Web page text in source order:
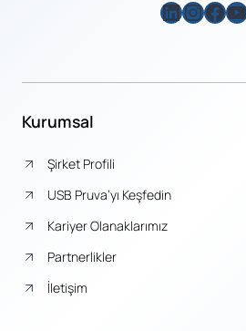
LinkedIn
Kurumsal
Şirket Profili
USB Pruva’yı Keşfedin
Kariyer Olanaklarımız
Partnerlikler
İletişim